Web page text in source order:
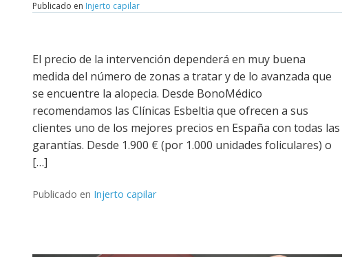
Leer más
Publicado en Injerto capilar
El precio de la intervención dependerá en muy buena
medida del número de zonas a tratar y de lo avanzada que
se encuentre la alopecia. Desde BonoMédico
recomendamos las Clínicas Esbeltia que ofrecen a sus
clientes uno de los mejores precios en España con todas las
garantías. Desde 1.900 € (por 1.000 unidades foliculares) o
[…]
Publicado en Injerto capilar